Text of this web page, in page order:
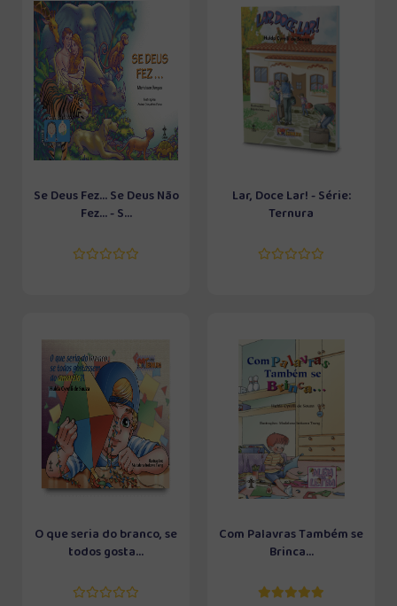
Se Deus Fez... Se Deus Não
Fez... - S...
Lar, Doce Lar! - Série:
Ternura
O que seria do branco, se
todos gosta...
Com Palavras Também se
Brinca...